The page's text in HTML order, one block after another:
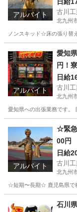
アルバイト 古川工
北九州
ノンスキッド☆床の張り替
軽
アルバイト
愛知
円！
日給
古川工
北九州
愛知県への出張業務です。
そ
アルバイト
☆緊急
00円
日給
古川工
北九州
☆短期〜長期☆ 鹿児島県で
軽
石川